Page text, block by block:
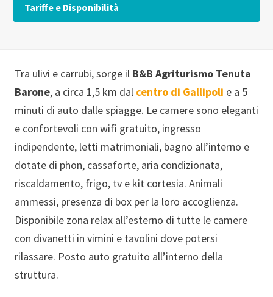
Tariffe e Disponibilità
Tra ulivi e carrubi, sorge il B&B Agriturismo Tenuta
Barone, a circa 1,5 km dal centro di Gallipoli e a 5
minuti di auto dalle spiagge. Le camere sono eleganti
e confortevoli con wifi gratuito, ingresso
indipendente, letti matrimoniali, bagno all’interno e
dotate di phon, cassaforte, aria condizionata,
riscaldamento, frigo, tv e kit cortesia. Animali
ammessi, presenza di box per la loro accoglienza.
Disponibile zona relax all’esterno di tutte le camere
con divanetti in vimini e tavolini dove potersi
rilassare. Posto auto gratuito all’interno della
struttura.